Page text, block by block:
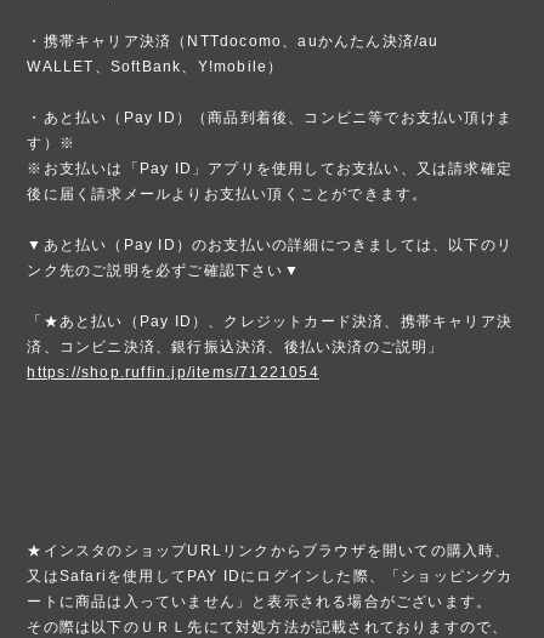
・携帯キャリア決済（NTTdocomo、auかんたん決済/au
WALLET、SoftBank、Y!mobile）
・あと払い（Pay ID）（商品到着後、コンビニ等でお支払い頂けま
す）※
※お支払いは「Pay ID」アプリを使用してお支払い、又は請求確定
後に届く請求メールよりお支払い頂くことができます。
▼あと払い（Pay ID）のお支払いの詳細につきましては、以下のリ
ンク先のご説明を必ずご確認下さい▼
「★あと払い（Pay ID）、クレジットカード決済、携帯キャリア決
済、コンビニ決済、銀行振込決済、後払い決済のご説明」
https://shop.ruffin.jp/items/71221054
★インスタのショップURLリンクからブラウザを開いての購入時、
又はSafariを使用してPAY IDにログインした際、「ショッピングカ
ートに商品は入っていません」と表示される場合がございます。
その際は以下のＵＲＬ先にて対処方法が記載されておりますので、